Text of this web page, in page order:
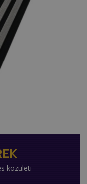
közületi